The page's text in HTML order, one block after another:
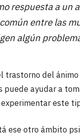
respuesta a un
entre las
algún
trastorno del
ayudar a
este
ese otro ámbito